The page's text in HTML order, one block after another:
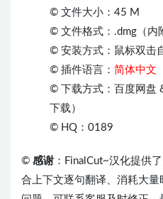
© 文件大小：45 M
© 文件格式：.dmg（内
© 安装方式：鼠标双击
© 插件语言： 简体中文
© 下载方式：百度网盘
下载）
© HQ：0189
© 感谢 ：FinalCut~汉化提供
合上下文逐句翻译、消耗大